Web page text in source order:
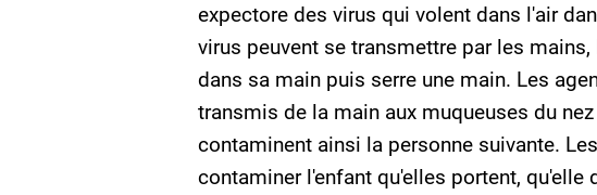
expectore des virus qui volent dans l'air
virus peuvent se transmettre par les
dans sa main puis serre une main. Les
transmis de la main aux muqueuses du
contaminent ainsi la personne suivante.
contaminer l'enfant qu'elles portent,